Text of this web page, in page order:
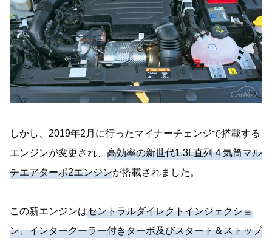
しかし、2019年2月に行ったマイナーチェンジで搭載する
エンジンが変更され、 高効率の新世代1.3L直列４気筒マル
チエアターボ2エンジンが搭載されました。
この新エンジンはセントラルダイレクトインジェクショ
ン、インタークーラー付きターボ及びスタート＆ストップ